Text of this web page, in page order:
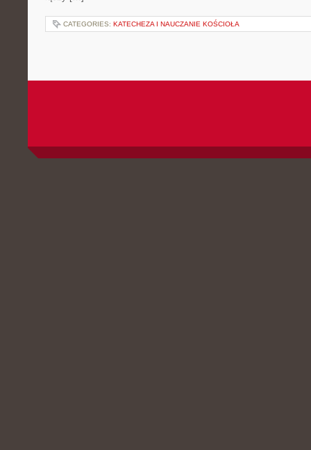
CATEGORIES: KATECHEZA I NAUCZANIE KOŚCIOŁA